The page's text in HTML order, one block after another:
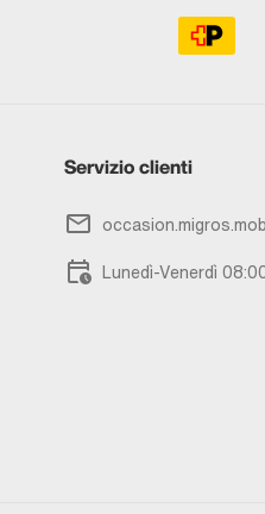
Servizio clienti
Lunedì-Venerdì